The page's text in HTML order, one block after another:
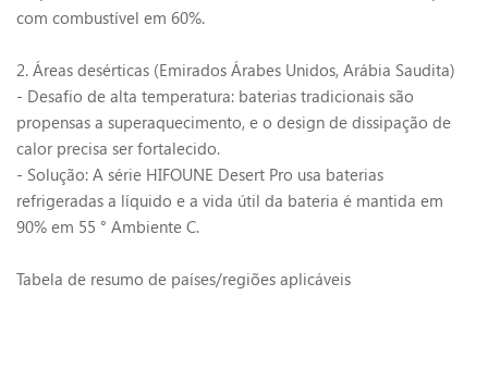
com combustível em 60%.
2. Áreas desérticas (Emirados Árabes Unidos, Arábia Saudita)
- Desafio de alta temperatura: baterias tradicionais são
propensas a superaquecimento, e o design de dissipação de
calor precisa ser fortalecido.
- Solução: A série HIFOUNE Desert Pro usa baterias
refrigeradas a líquido e a vida útil da bateria é mantida em
90% em 55 ° Ambiente C.
Tabela de resumo de países/regiões aplicáveis